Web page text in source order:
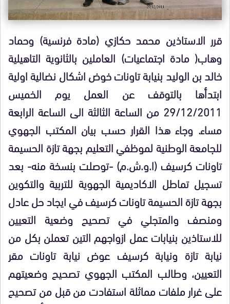
قرر الاستاذين محمد حكازي (مادة فرنسية) وحماد
وهاب( مادة اجتماعيات) العاملين بالثانوية التاهيلية
خالد بن الوليد بنيابة تاونات خوض اشكال نضالية اولية
ابتدأها بالتوقف عن العمل يوم الخميس
29/12/2011 من الساعة الثالثة الى الساعة الرابعة
مساء. وجاء هذا القرار حسب بيان المكتب الجهوي
للجامعة الوطنية لموظفي التعليم بجهة تازة الحسيمة
تاونات كرسيف (ا.و.ش.م) -توصلت بنسخة منه- بعد
تسجيل تماطل الاكاديمية الجهوية للتربية والتكوين
بجهة تازة الحسيمة تاونات كرسيف في ايجاد حل عادل
ومنصف والمتجلي في تصحيح وضعية التعيين
للاستاذين بنيابات عمل ازواجهم التين تعملن بكل من
نيابة تازة ونيابة كرسيف عوض نيابة تاونات مقر
التعيين، وطالب المكتب الجهوي تصحيح وضعيتهم
على غرار ملفات مماثلة استفادت من قبل من تصحيح